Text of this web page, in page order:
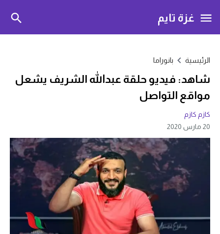
غزة تايم
الرئيسية بانوراما
شاهد: فيديو حلقة عبدالله الشريف يشعل
مواقع التواصل
كازم كازم
20 مارس 2020